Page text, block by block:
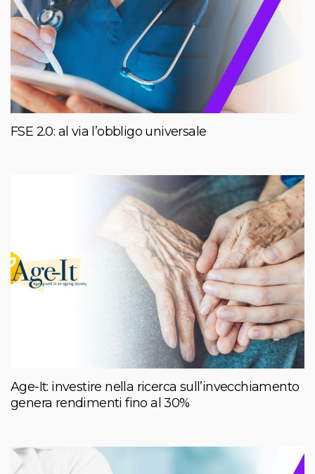
FSE 2.0: al via l’obbligo universale
Age-It: investire nella ricerca sull’invecchiamento
genera rendimenti fino al 30%